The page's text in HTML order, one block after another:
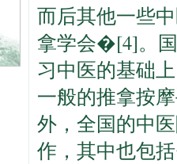
而后其他一些
拿学会�[4]。
习中医的基础
一般的推拿按
外，全国的中
作，其中也包